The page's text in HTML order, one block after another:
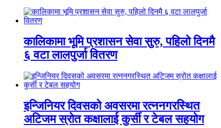
कालिकामा भूमि प्रशासन सेवा सुरु, पहिलो दिनमै
६ वटा लालपुर्जा वितरण
इन्जिनियर दिवसको अवसरमा रत्ननगरस्थित
अटिजम स्रोत कक्षालाई कुर्सी र टेबल सहयोग